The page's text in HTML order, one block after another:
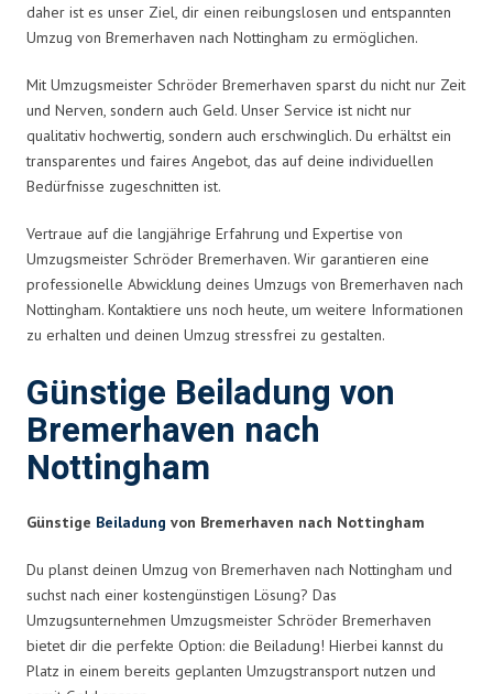
daher ist es unser Ziel, dir einen reibungslosen und entspannten
Umzug von Bremerhaven nach Nottingham zu ermöglichen.
Mit Umzugsmeister Schröder Bremerhaven sparst du nicht nur Zeit
und Nerven, sondern auch Geld. Unser Service ist nicht nur
qualitativ hochwertig, sondern auch erschwinglich. Du erhältst ein
transparentes und faires Angebot, das auf deine individuellen
Bedürfnisse zugeschnitten ist.
Vertraue auf die langjährige Erfahrung und Expertise von
Umzugsmeister Schröder Bremerhaven. Wir garantieren eine
professionelle Abwicklung deines Umzugs von Bremerhaven nach
Nottingham. Kontaktiere uns noch heute, um weitere Informationen
zu erhalten und deinen Umzug stressfrei zu gestalten.
Günstige Beiladung von
Bremerhaven nach
Nottingham
Günstige Beiladung von Bremerhaven nach Nottingham
Du planst deinen Umzug von Bremerhaven nach Nottingham und
suchst nach einer kostengünstigen Lösung? Das
Umzugsunternehmen Umzugsmeister Schröder Bremerhaven
bietet dir die perfekte Option: die Beiladung! Hierbei kannst du
Platz in einem bereits geplanten Umzugstransport nutzen und